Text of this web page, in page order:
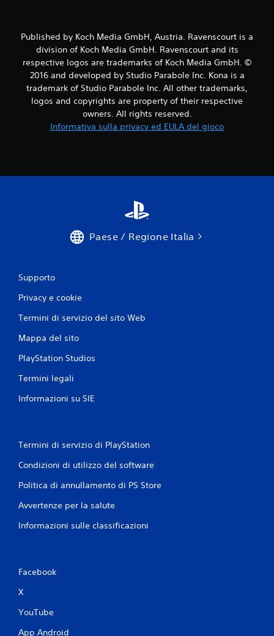
Published by Koch Media GmbH, Austria. Ravenscourt is a
division of Koch Media GmbH. Ravenscourt and its
respective logos are trademarks of Koch Media GmbH. ©
2016 and developed by Studio Parabole Inc. Kona is a
trademark of Studio Parabole Inc. All other trademarks,
logos and copyrights are property of their respective
owners. All rights reserved.
Informativa sulla privacy ed EULA del gioco
Paese / Regione Italia
Supporto
Privacy e cookie
Termini di servizio del sito Web
Mappa del sito
PlayStation Studios
Termini legali
Informazioni su SIE
Termini di servizio di PlayStation
Condizioni di utilizzo del software
Politica di annullamento di PS Store
Avvertenze per la salute
Informazioni sulle classificazioni
Facebook
X
YouTube
App Android